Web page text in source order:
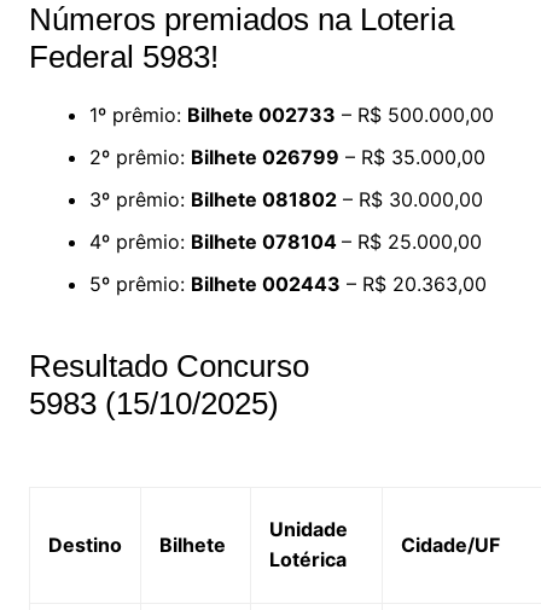
Números premiados na Loteria
Federal 5983!
1º prêmio: Bilhete 002733 – R$ 500.000,00
2º prêmio: Bilhete 026799 – R$ 35.000,00
3º prêmio: Bilhete 081802– R$ 30.000,00
4º prêmio: Bilhete 078104 – R$ 25.000,00
5º prêmio: Bilhete 002443 – R$ 20.363,00
Resultado Concurso
5983 (15/10/2025)
Destino Bilhete
Unidade
Lotérica
Cidade/UF